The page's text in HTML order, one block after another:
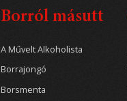
Borról másutt
A Művelt Alkoholista
Borrajongó
Borsmenta